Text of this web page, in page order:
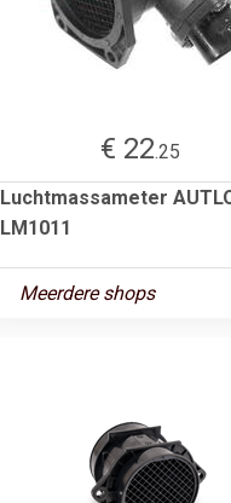
€ 22.25
Luchtmassameter
LM1011
Meerdere shops